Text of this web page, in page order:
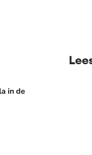
in de